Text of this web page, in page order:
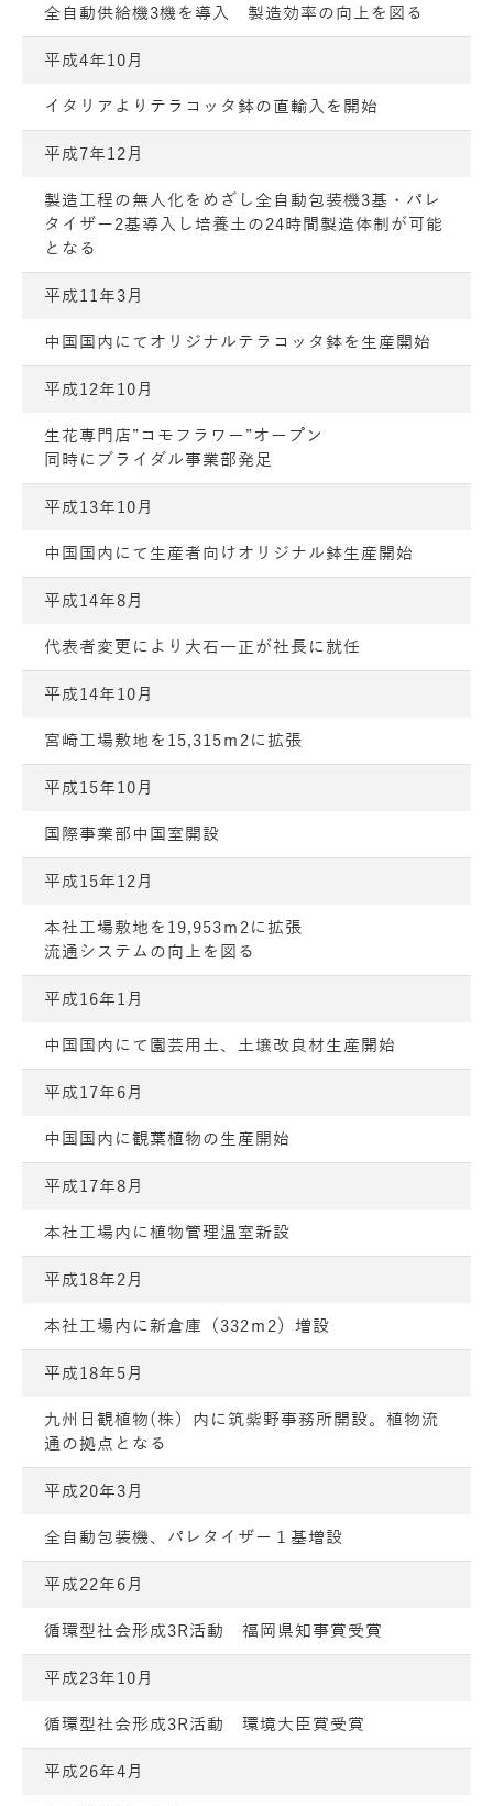
全自動供給機3機を導入 製造効率の向上を図る
平成4年10月
イタリアよりテラコッタ鉢の直輸入を開始
平成7年12月
製造工程の無人化をめざし全自動包装機3基・パレ
タイザー2基導入し培養土の24時間製造体制が可能
となる
平成11年3月
中国国内にてオリジナルテラコッタ鉢を生産開始
平成12年10月
生花専門店”コモフラワー”オープン
同時にブライダル事業部発足
平成13年10月
中国国内にて生産者向けオリジナル鉢生産開始
平成14年8月
代表者変更により大石一正が社長に就任
平成14年10月
宮崎工場敷地を15,315ｍ2に拡張
平成15年10月
国際事業部中国室開設
平成15年12月
本社工場敷地を19,953ｍ2に拡張
流通システムの向上を図る
平成16年1月
中国国内にて園芸用土、土壌改良材生産開始
平成17年6月
中国国内に観葉植物の生産開始
平成17年8月
本社工場内に植物管理温室新設
平成18年2月
本社工場内に新倉庫（332ｍ2）増設
平成18年5月
九州日観植物(株）内に筑紫野事務所開設。植物流
通の拠点となる
平成20年3月
全自動包装機、パレタイザー１基増設
平成22年6月
循環型社会形成3R活動 福岡県知事賞受賞
平成23年10月
循環型社会形成3R活動 環境大臣賞受賞
平成26年4月